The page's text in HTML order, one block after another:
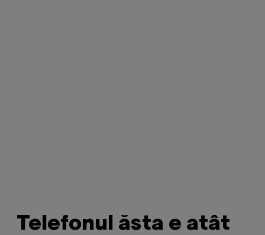
Telefonul ăsta e atât